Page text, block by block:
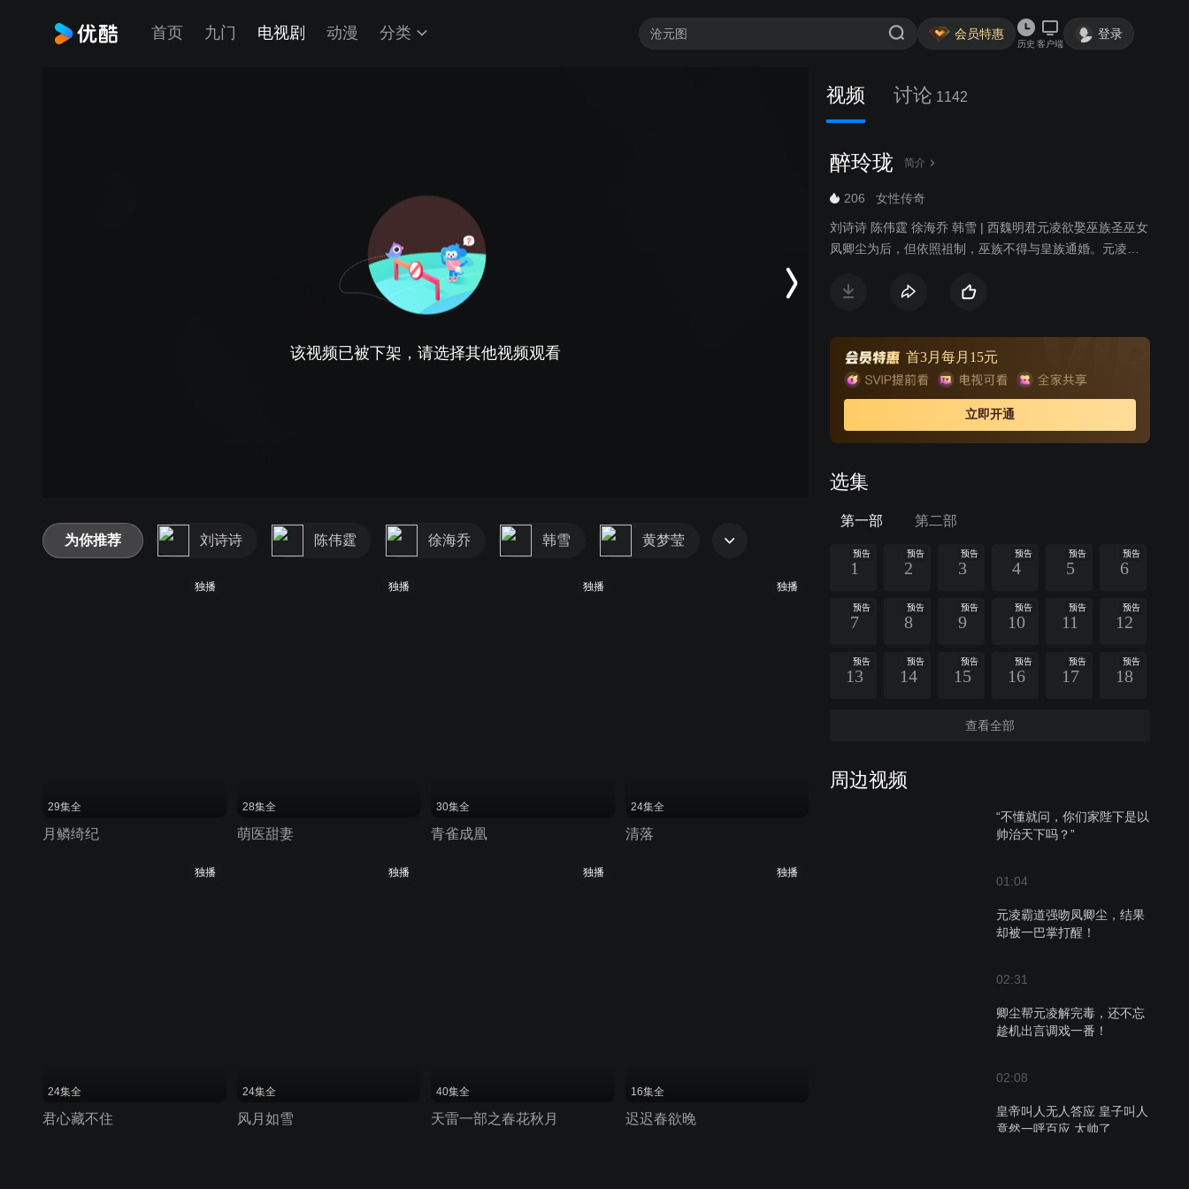
首页 九门 电视剧 动漫 分类 会员特惠
历史 客户端
登录
该视频已被下架，请选择其他视频观看
视频 讨论 1142
醉玲珑 简介
206 女性传奇
刘诗诗 陈伟霆 徐海乔 韩雪 | 西魏明君元凌欲娶巫族圣巫女
凤卿尘为后，但依照祖制，巫族不得与皇族通婚。元凌不
被巫族驱逐，七皇子元湛发动兵变。眼见元凌因为自己而
现周遭的一切已经物是人非，巫族背负了谋逆血案，元凌
身世也迷雾重重，面对凤卿尘，元凌已宛若陌路。命运让
他们再度相遇，凤卿尘却不得不隐藏自己对元凌的深情，
暗中守护并辅助元凌。相守相知却不敢相恋，情路坎坷而
又漫长，当时空扭转，前尘不再，相逢的人可否再携手？
首3月每月15元
立即开通
选集
第一部 第二部
预告
1
预告
2
预告
3
预告
4
预告
5
预告
6
预告
7
预告
8
预告
9
预告
10
预告
11
预告
12
预告
13
预告
14
预告
15
预告
16
预告
17
预告
18
查看全部
周边视频
“不懂就问，你们家陛下是以
帅治天下吗？”
01:04
元凌霸道强吻凤卿尘，结果
却被一巴掌打醒！
02:31
卿尘帮元凌解完毒，还不忘
趁机出言调戏一番！
02:08
皇帝叫人无人答应 皇子叫人
竟然一呼百应 太帅了
为你推荐 刘诗诗 陈伟霆 徐海乔 韩雪 黄梦莹
独播
29集全
月鳞绮纪
独播
28集全
萌医甜妻
独播
30集全
青雀成凰
独播
24集全
清落
独播
24集全
君心藏不住
独播
24集全
风月如雪
独播
40集全
天雷一部之春花秋月
独播
16集全
迟迟春欲晚